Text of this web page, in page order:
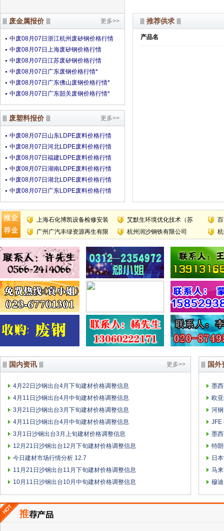
废金属报价 更多>>
中废08月07日浙江杭州废矽钢价格行情
中废08月07日上海废矽钢价格行情
中废08月07日江苏废矽钢价格行情
中废08月07日广东废钢价格行情*
中废08月07日广东佛山废钢价格行情*
中废08月07日广东韶关废钢价格行情*
废塑料报价 更多>>
中废08月07日山东LDPE废料价格行情
中废08月07日河北LDPE废料价格行情
中废08月07日福建LDPE废料价格行情
中废08月07日湖南LDPE废料价格行情
中废08月07日湖北LDPE废料价格行情
中废08月07日广东LDPE废料价格行情
推荐供求
产品名
上海石化博凯设备检修安装
有限公司
艾默生环境优化技术（苏
州）有限公司
责任
广州广汽丰绿资源再生有限
杭州润沙钢铁有限公司
国内资讯 更多>>
4月22日沙钢出台4月下旬建材价格调整信息
4月11日沙钢出台4月中旬建材价格调整信息
3月21日沙钢出台3月下旬建材价格调整信息
4月11日沙钢出台4月中旬建材价格调整信息
3月1日沙钢出台3月上旬建材价格调整信息
12月21日沙钢出台12月下旬建材价格调整信息
今日建材市场行情分析 12.7
11月21日沙钢出台11月下旬建材价格调整信息
10月11日沙钢出台10月中旬建材价格调整信息
国外
墨
欧
河
JFE
墨
特
日
马
穆